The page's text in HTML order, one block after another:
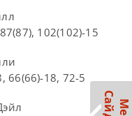
102(102)-15
66(66)-18, 72-5